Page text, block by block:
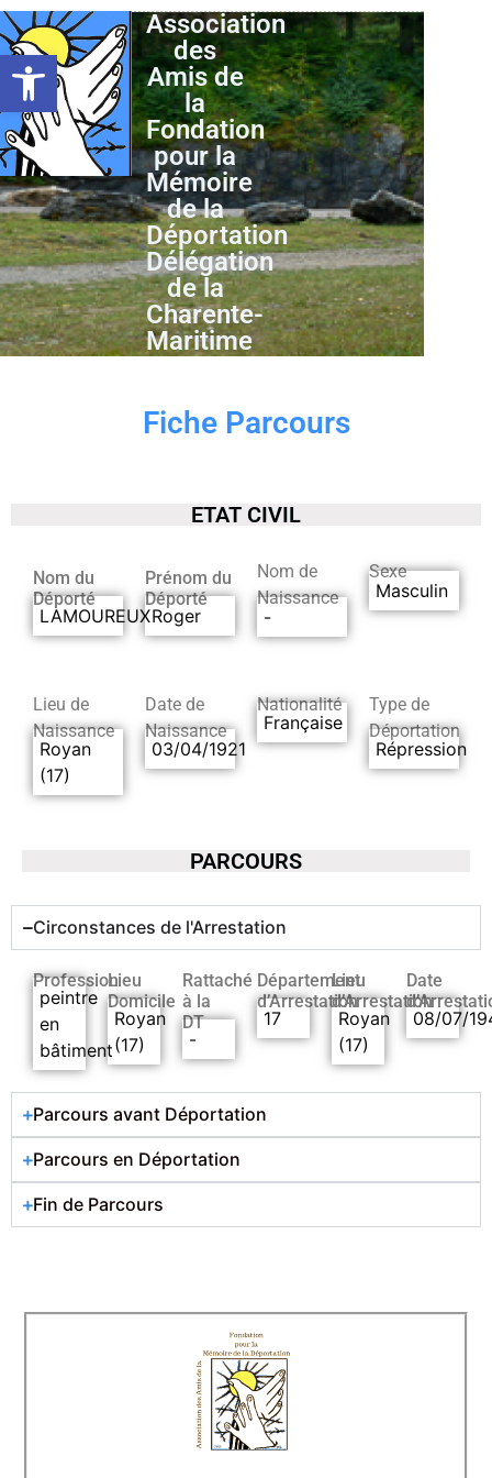
Ouvrir la barre d’outils
Association
des
Amis de
la
Fondation
pour la
Mémoire
de la
Déportation
Délégation
de la
Charente-
Maritime
Fiche Parcours
ETAT CIVIL
Nom du
Déporté
LAMOUREUX
Prénom du
Déporté
Roger
Nom de
Naissance
-
Sexe
Masculin
Lieu de
Naissance
Royan
(17)
Date de
Naissance
03/04/1921
Nationalité
Française
Type de
Déportation
Répression
PARCOURS
Circonstances de l'Arrestation
Profession
peintre
en
bâtiment
Lieu
Domicile
Royan
(17)
Rattaché
à la
DT
-
Département
d’Arrestation
17
Lieu
d’Arrestation
Royan
(17)
Date
08/07/
Parcours avant Déportation
Parcours en Déportation
Fin de Parcours